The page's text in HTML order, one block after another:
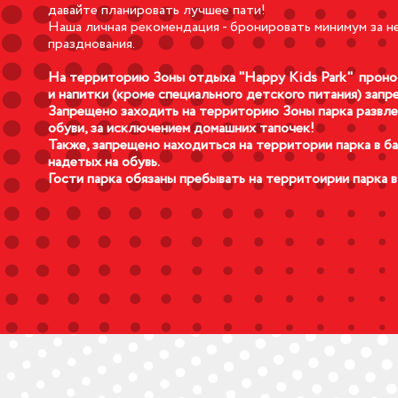
шарики
торт
комнаты
сети
комнаты
сердце
давайте планировать лучшее пати!
Наша личная рекомендация - бронировать минимум за
празднования.
На территорию Зоны отдыха "Happy Kids Park"
и напитки (кроме специального детского питания)
Запрещено заходить на территорию Зоны парка
обуви, за исключением домашних тапочек!
Также, запрещено находиться на территории парка в
надетых на обувь.
Гости парка обязаны пребывать на территоирии парка